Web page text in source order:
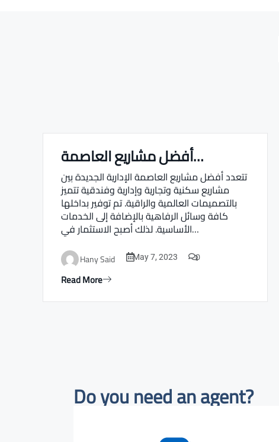
Real estate Estate ville أفضل مشاريع العاصمة…
تتعدد أفضل مشاريع العاصمة الإدارية الجديدة بين
مشاريع سكنية وتجارية وإدارية وفندقية تتميز
بالتصميمات العالمية والراقية. تم توفير بداخلها
كافة وسائل الرفاهية بالإضافة إلى الخدمات
الأساسية. لذلك أصبح الاستثمار في…
Hany Said May 7, 2023 0
Read More
Do you need an agent?​